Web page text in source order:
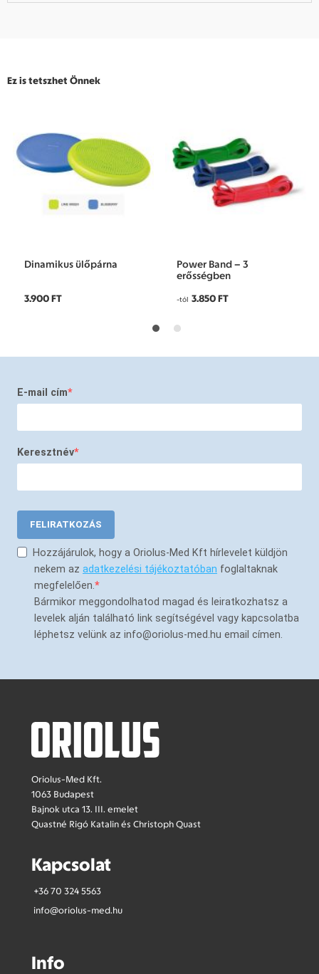
Ez is tetszhet Önnek
Dinamikus ülőpárna
3.900 FT
Power Band – 3
erősségben
-tól 3.850 FT
E-mail cím
Keresztnév
FELIRATKOZÁS
Hozzájárulok, hogy a Oriolus-Med Kft hírlevelet küldjön
nekem az adatkezelési tájékoztatóban foglaltaknak
megfelelően.
Bármikor meggondolhatod magad és leiratkozhatsz a
levelek alján található link segítségével vagy kapcsolatba
léphetsz velünk az info@oriolus-med.hu email címen.
Oriolus-Med Kft.
1063 Budapest
Bajnok utca 13. III. emelet
Quastné Rigó Katalin és Christoph Quast
Kapcsolat
+36 70 324 5563
info@oriolus-med.hu
Info